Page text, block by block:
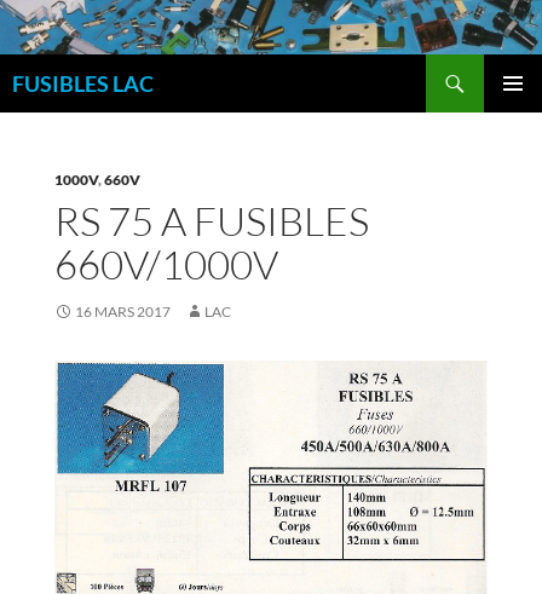
Aller
au
contenu
FUSIBLES LAC
1000V,660V
RS 75 A FUSIBLES
660V/1000V
16 MARS 2017 LAC